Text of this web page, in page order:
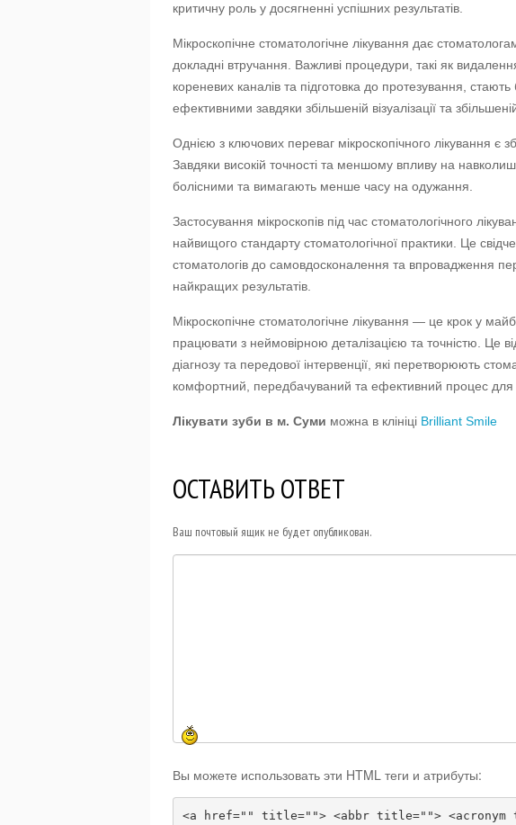
критичну роль у досягненні успішних результатів.
Мікроскопічне стоматологічне лікування дає
докладні втручання. Важливі процедури, такі як
кореневих каналів та підготовка до протезування,
ефективними завдяки збільшеній візуалізації та
Однією з ключових переваг мікроскопічного лікування є
Завдяки високій точності та меншому впливу на
болісними та вимагають менше часу на одужання.
Застосування мікроскопів під час стоматологічного
найвищого стандарту стоматологічної практики. Це
стоматологів до самовдосконалення та впровадження
найкращих результатів.
Мікроскопічне стоматологічне лікування — це крок у
працювати з неймовірною деталізацією та точністю. Це
діагнозу та передової інтервенції, які перетворюють
комфортний, передбачуваний та ефективний процес для
Лікувати зуби в м. Суми можна в клініці Brilliant Smile
ОСТАВИТЬ ОТВЕТ
Ваш почтовый ящик не будет опубликован.
Вы можете использовать эти HTML теги и атрибуты:
<a href="" title=""> <abbr title=""> <acronym